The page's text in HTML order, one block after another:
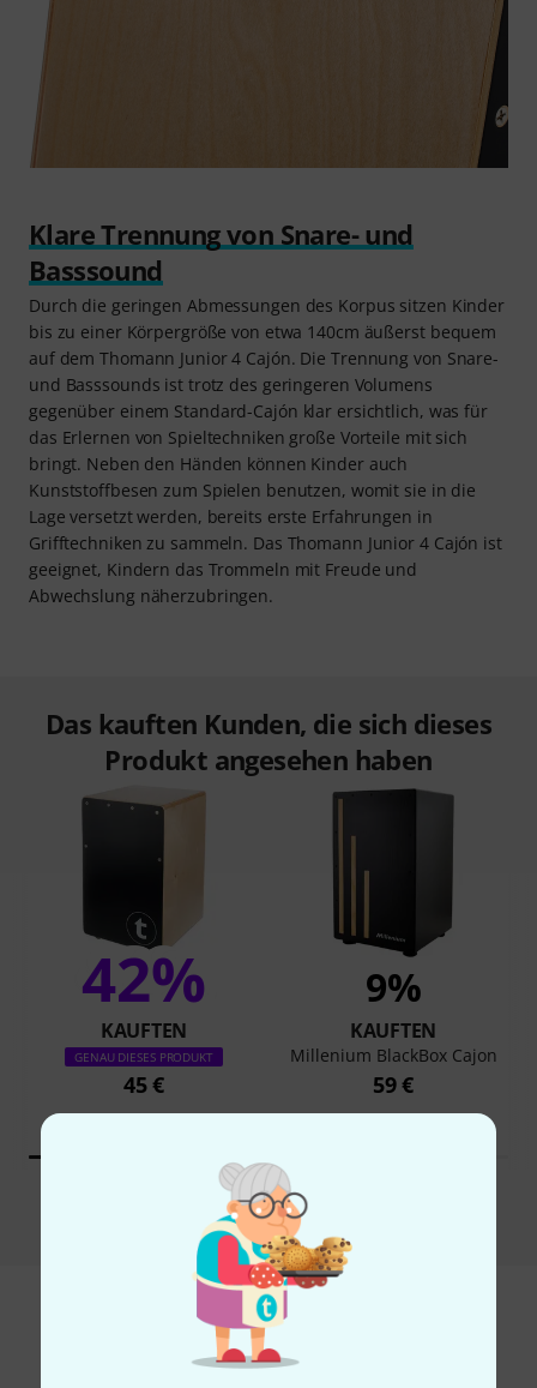
Klare Trennung von Snare- und
Basssound
Durch die geringen Abmessungen des Korpus sitzen Kinder
bis zu einer Körpergröße von etwa 140cm äußerst bequem
auf dem Thomann Junior 4 Cajón. Die Trennung von Snare-
und Basssounds ist trotz des geringeren Volumens
gegenüber einem Standard-Cajón klar ersichtlich, was für
das Erlernen von Spieltechniken große Vorteile mit sich
bringt. Neben den Händen können Kinder auch
Kunststoffbesen zum Spielen benutzen, womit sie in die
Lage versetzt werden, bereits erste Erfahrungen in
Grifftechniken zu sammeln. Das Thomann Junior 4 Cajón ist
geeignet, Kindern das Trommeln mit Freude und
Abwechslung näherzubringen.
Das kauften Kunden, die sich dieses
Produkt angesehen haben
42%
KAUFTEN
GENAU DIESES PRODUKT
45 €
9%
KAUFTEN
Millenium BlackBox Cajon
59 €
Vergleichen
Zubehör & passende Artikel